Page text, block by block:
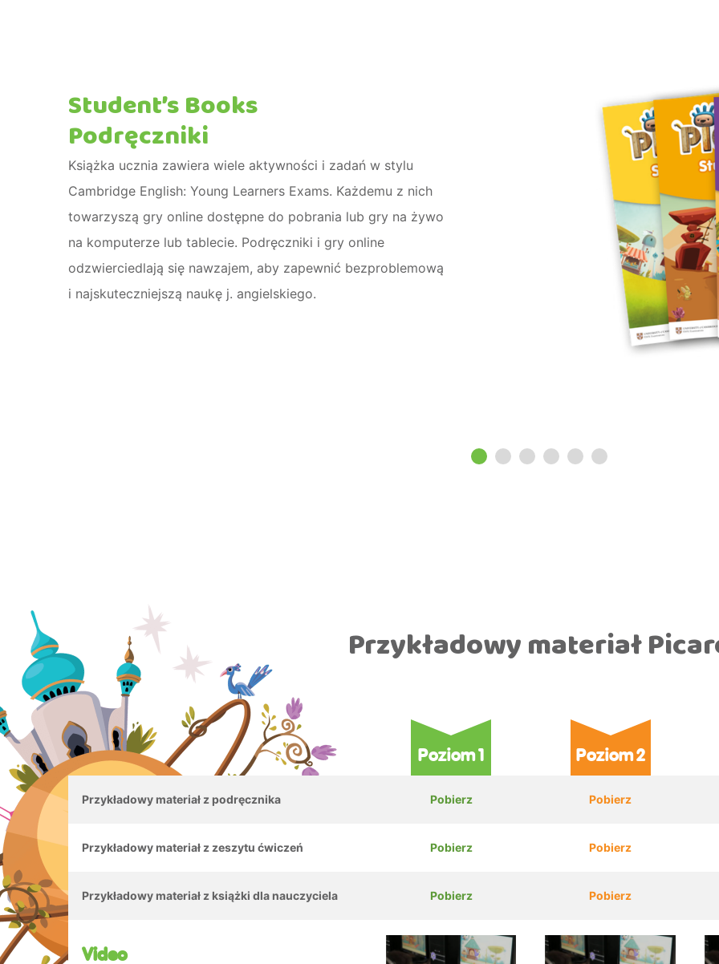
Student’s Books
Podręczniki
Książka ucznia zawiera wiele aktywności i zadań w stylu
Cambridge English: Young Learners Exams. Każdemu z nich
towarzyszą gry online dostępne do pobrania lub gry na żywo
na komputerze lub tablecie. Podręczniki i gry online
odzwierciedlają się nawzajem, aby zapewnić bezproblemową
i najskuteczniejszą naukę j. angielskiego.
Przykładowy materiał
Przykładowy materiał z podręcznika
Przykładowy materiał z zeszytu ćwiczeń
Przykładowy materiał z książki dla nauczyciela
Video
Poziom 1
Pobierz
Pobierz
Pobierz
Poziom 2
Pobierz
Pobierz
Pobierz